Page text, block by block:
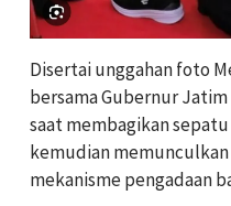
Disertai unggahan foto
bersama Gubernur
saat membagikan
kemudian
mekanisme pengadaan